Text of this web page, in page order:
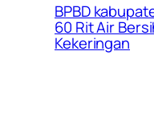
BPBD
60 Rit Air
Kekeringan